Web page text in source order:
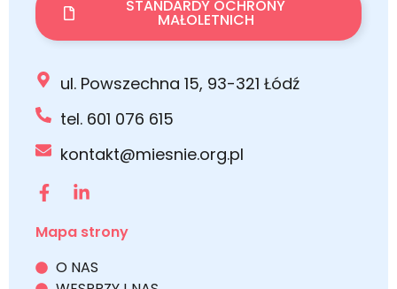
STANDARDY OCHRONY
MAŁOLETNICH
ul. Powszechna 15, 93-321 Łódź
tel. 601 076 615
kontakt@miesnie.org.pl
Mapa strony
O NAS